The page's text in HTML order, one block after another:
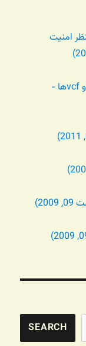
امنیت
جادی تی وی ۰۰۷ – ipython notebook و vcfها -
SEARCH